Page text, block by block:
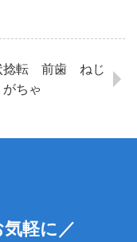
捻転 前歯 ねじ
がちゃ
軽に／